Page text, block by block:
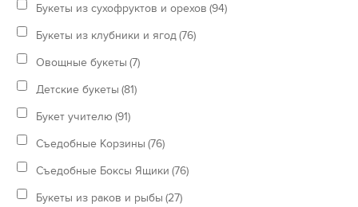
Букеты из сухофруктов и орехов (94)
Букеты из клубники и ягод(76)
Овощные букеты (7)
Детские букеты (81)
Букет учителю (91)
Съедобные Корзины (76)
Съедобные Боксы Ящики (76)
Букеты из раков и рыбы (27)